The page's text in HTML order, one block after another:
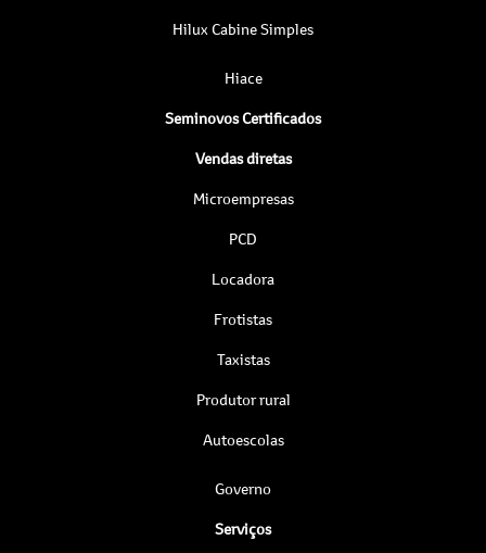
Hilux Cabine Simples
Hiace
Seminovos Certificados
Vendas diretas
Microempresas
PCD
Locadora
Frotistas
Taxistas
Produtor rural
Autoescolas
Governo
Serviços